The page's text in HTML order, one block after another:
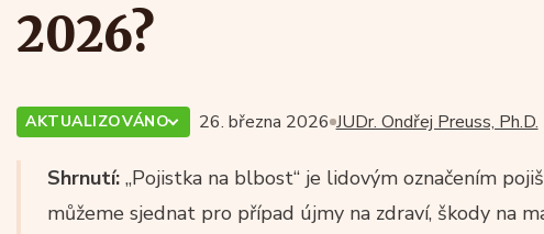
2026?
JUDr. Ondřej Preuss, Ph.D.
AKTUALIZOVÁNO 26. března 2026
Shrnutí: „Pojistka na blbost“ je lidovým označením
můžeme sjednat pro případ újmy na zdraví, škody na